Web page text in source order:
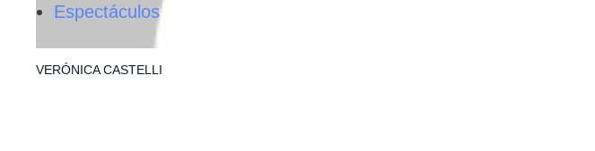
Espectáculos
VERÓNICA CASTELLI